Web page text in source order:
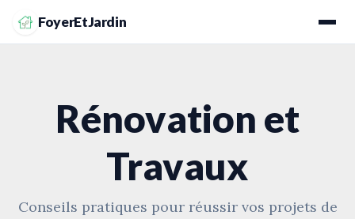
FoyerEtJardin
Rénovation et
Travaux
Conseils pratiques pour réussir vos projets de